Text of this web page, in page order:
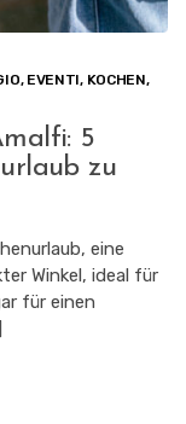
, EVENTI, KOCHEN,
5
zu
eine
Winkel, ideal für
für einen